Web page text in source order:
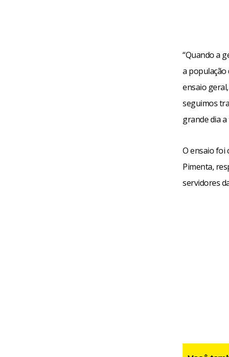
“Quando a
a população
ensaio
seguimos
grande dia
O ensaio foi
Pimenta,
servidores